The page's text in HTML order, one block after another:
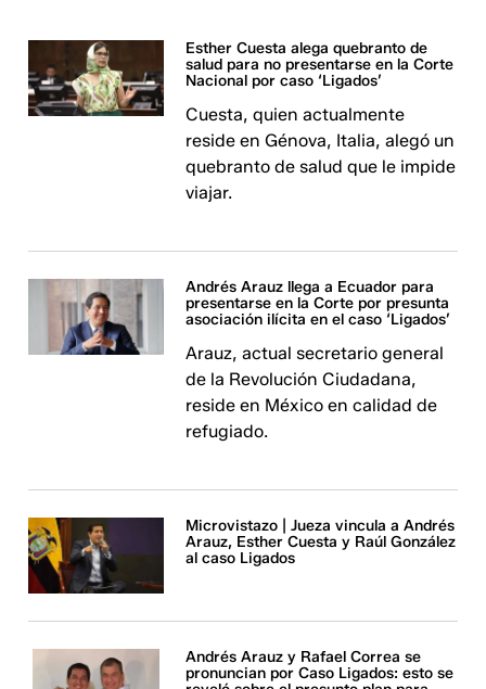
Esther Cuesta alega quebranto de
salud para no presentarse en la Corte
Nacional por caso ‘Ligados’
Cuesta, quien actualmente
reside en Génova, Italia, alegó un
quebranto de salud que le impide
viajar.
Andrés Arauz llega a Ecuador para
presentarse en la Corte por presunta
asociación ilícita en el caso ‘Ligados’
Arauz, actual secretario general
de la Revolución Ciudadana,
reside en México en calidad de
refugiado.
Microvistazo | Jueza vincula a Andrés
Arauz, Esther Cuesta y Raúl González
al caso Ligados
Andrés Arauz y Rafael Correa se
pronuncian por Caso Ligados: esto se